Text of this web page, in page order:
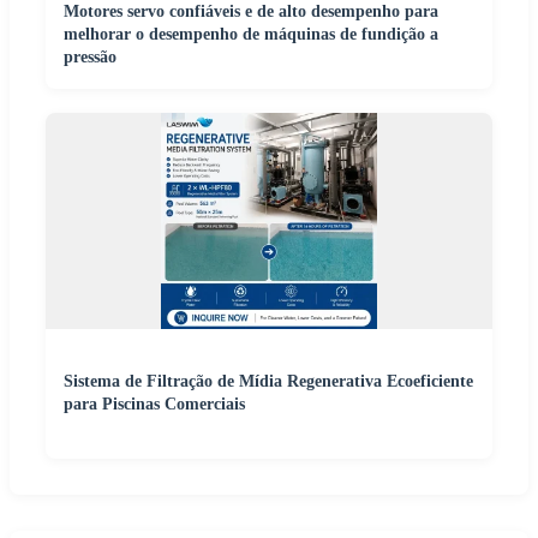
Motores servo confiáveis e de alto desempenho para
melhorar o desempenho de máquinas de fundição a
pressão
Sistema de Filtração de Mídia Regenerativa Ecoeficiente
para Piscinas Comerciais